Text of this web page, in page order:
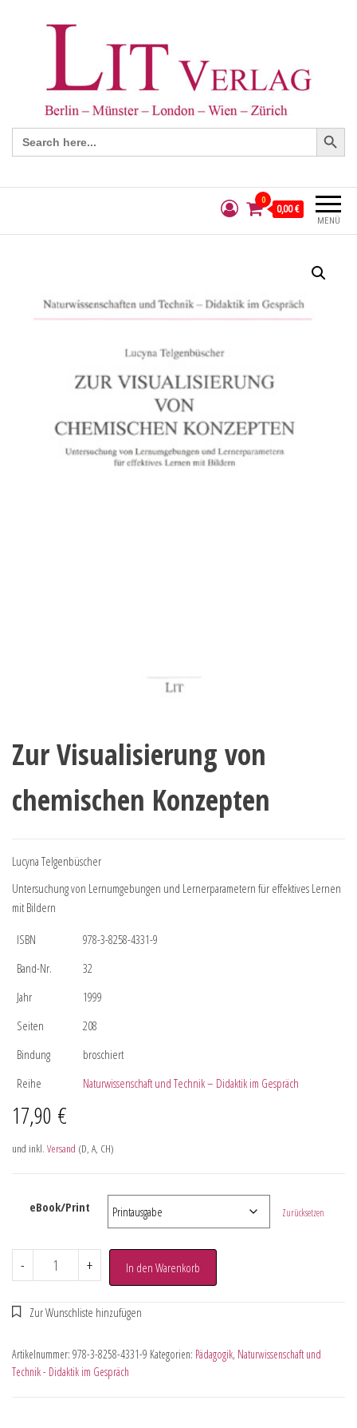
Search
for:
Search Button
MENÜ
0
0,00 €
Zur Visualisierung von
chemischen Konzepten
Lucyna Telgenbüscher
Untersuchung von Lernumgebungen und Lernerparametern für effektives Lernen
mit Bildern
ISBN
978-3-8258-4331-9
Band-Nr.
32
Jahr
1999
Seiten
208
Bindung
broschiert
Reihe
Naturwissenschaft und Technik – Didaktik im Gespräch
17,90 €
und inkl. Versand (D, A, CH)
eBook/Print Zurücksetzen
- + In den Warenkorb
Artikelnummer: 978-3-8258-4331-9 Kategorien: Pädagogik, Naturwissenschaft und
Technik - Didaktik im Gespräch